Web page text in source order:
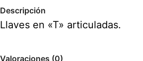
Descripción
Llaves en «T» articuladas.
Valoraciones (0)